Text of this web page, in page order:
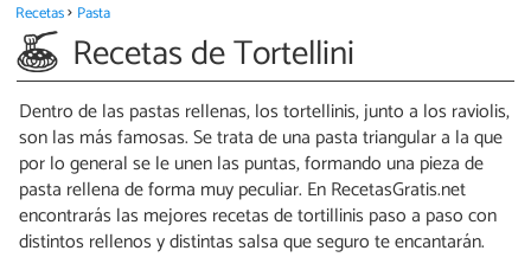
Recetas Pasta
Recetas de Tortellini
Dentro de las pastas rellenas, los tortellinis, junto a los raviolis,
son las más famosas. Se trata de una pasta triangular a la que
por lo general se le unen las puntas, formando una pieza de
pasta rellena de forma muy peculiar. En RecetasGratis.net
encontrarás las mejores recetas de tortillinis paso a paso con
distintos rellenos y distintas salsa que seguro te encantarán.